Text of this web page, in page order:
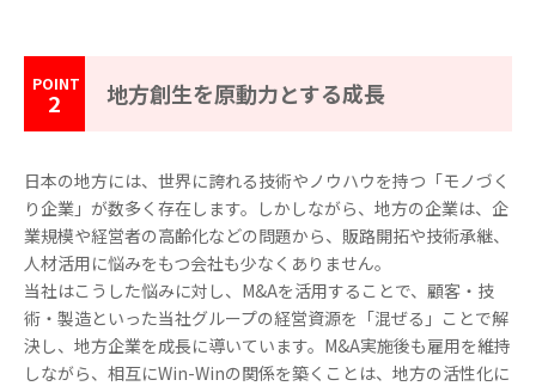
2 地方創生を原動力とする成長
日本の地方には、世界に誇れる技術やノウハウを持つ「モノづく
り企業」が数多く存在します。しかしながら、地方の企業は、企
業規模や経営者の高齢化などの問題から、販路開拓や技術承継、
人材活用に悩みをもつ会社も少なくありません。
当社はこうした悩みに対し、M&Aを活用することで、顧客・技
術・製造といった当社グループの経営資源を「混ぜる」ことで解
決し、地方企業を成長に導いています。M&A実施後も雇用を維持
しながら、相互にWin-Winの関係を築くことは、地方の活性化に